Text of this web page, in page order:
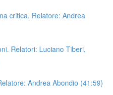
critica. Relatore: Andrea
Relatori: Luciano Tiberi,
Andrea Abondio (41:59)